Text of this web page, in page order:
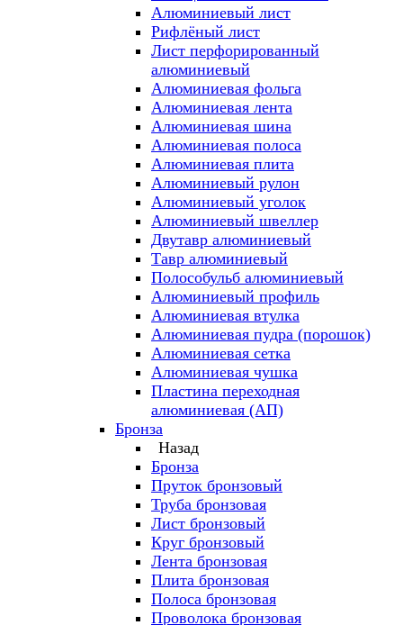
Алюминиевый лист
Рифлёный лист
Лист перфорированный
алюминиевый
Алюминиевая фольга
Алюминиевая лента
Алюминиевая шина
Алюминиевая полоса
Алюминиевая плита
Алюминиевый рулон
Алюминиевый уголок
Алюминиевый швеллер
Двутавр алюминиевый
Тавр алюминиевый
Полособульб алюминиевый
Алюминиевый профиль
Алюминиевая втулка
Алюминиевая пудра (порошок)
Алюминиевая сетка
Алюминиевая чушка
Пластина переходная
алюминиевая (АП)
Бронза
Назад
Бронза
Пруток бронзовый
Труба бронзовая
Лист бронзовый
Круг бронзовый
Лента бронзовая
Плита бронзовая
Полоса бронзовая
Проволока бронзовая